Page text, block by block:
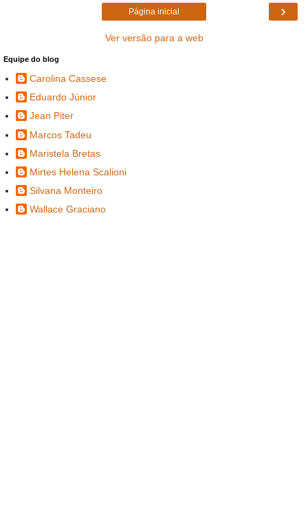
›
Página inicial
Ver versão para a web
Equipe do blog
Carolina Cassese
Eduardo Júnior
Jean Piter
Marcos Tadeu
Maristela Bretas
Mirtes Helena Scalioni
Silvana Monteiro
Wallace Graciano